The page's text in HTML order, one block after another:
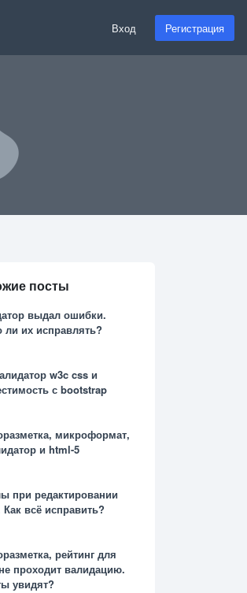
Вход Регистрация
посты
выдал ошибки.
ли их исправлять?
w3c css и
с bootstrap
микроформат,
и html-5
при редактировании
Как всё исправить?
рейтинг для
не проходит валидацию.
увидят?